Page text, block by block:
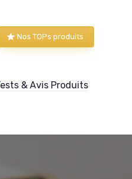
Nos TOPs produits
& Avis Produits